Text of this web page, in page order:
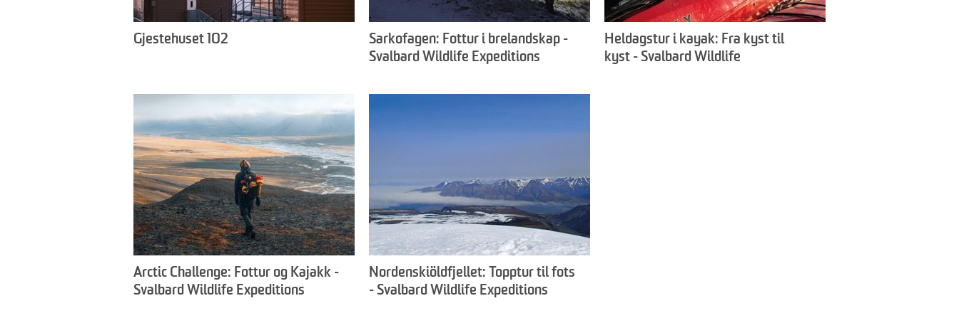
Gjestehuset 102
Sarkofagen: Fottur i brelandskap -
Svalbard Wildlife Expeditions
Heldagstur i kayak: Fra kyst til
kyst - Svalbard Wildlife
Arctic Challenge: Fottur og Kajakk -
Svalbard Wildlife Expeditions
Nordenskiöldfjellet: Topptur til fots
- Svalbard Wildlife Expeditions